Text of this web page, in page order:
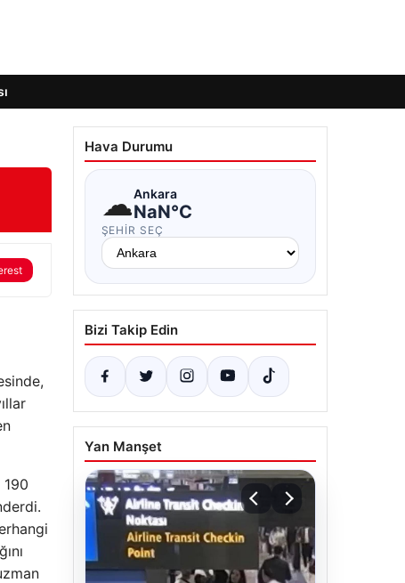
190
Hava Durumu
☁Ankara
NaN°C
ŞEHIR SEÇ
Bizi Takip Edin
Yan Manşet